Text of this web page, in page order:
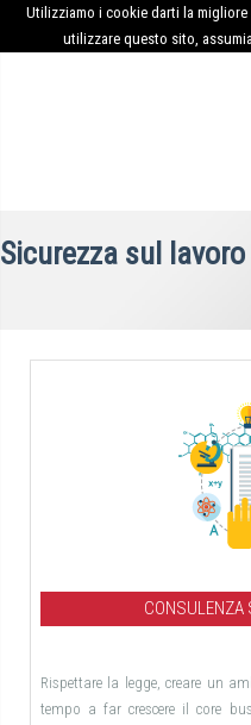
Utilizziamo i cookie darti la
utilizzare questo sito,
Sicurezza sul lavoro
CONSULENZA
Rispettare la legge, creare un
tempo a far crescere il core